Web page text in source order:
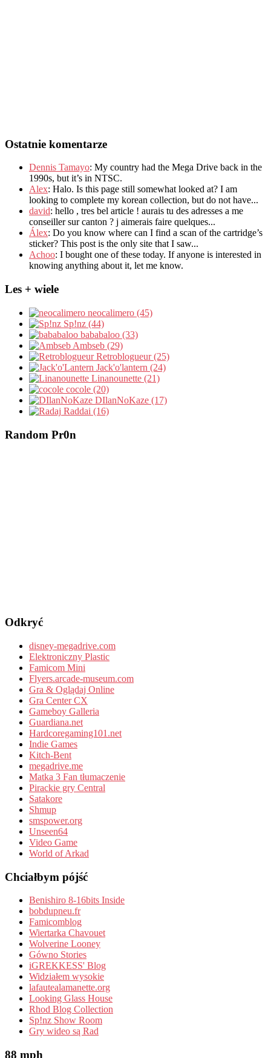
Ostatnie komentarze
Dennis Tamayo: My country had the Mega Drive back in the
1990s, but it’s in NTSC.
Alex: Halo. Is this page still somewhat looked at? I am
looking to complete my korean collection, but do not have...
david: hello , tres bel article ! aurais tu des adresses a me
conseiller sur canton ? j aimerais faire quelques...
Álex: Do you know where can I find a scan of the cartridge’s
sticker? This post is the only site that I saw...
Achoo: I bought one of these today. If anyone is interested in
knowing anything about it, let me know.
Les + wiele
neocalimero (45)
Sp!nz (44)
bababaloo (33)
Ambseb (29)
Retroblogueur (25)
Jack'o'lantern (24)
Linanounette (21)
cocole (20)
DIlanNoKaze (17)
Raddai (16)
Random Pr0n
Odkryć
disney-megadrive.com
Elektroniczny Plastic
Famicom Mini
Flyers.arcade-museum.com
Gra & Oglądaj Online
Gra Center CX
Gameboy Galleria
Guardiana.net
Hardcoregaming101.net
Indie Games
Kitch-Bent
megadrive.me
Matka 3 Fan tłumaczenie
Pirackie gry Central
Satakore
Shmup
smspower.org
Unseen64
Video Game
World of Arkad
Chciałbym pójść
Benishiro 8-16bits Inside
bobdupneu.fr
Famicomblog
Wiertarka Chavouet
Wolverine Looney
Gówno Stories
iGREKKESS' Blog
Widziałem wysokie
lafautealamanette.org
Looking Glass House
Rhod Blog Collection
Sp!nz Show Room
Gry wideo są Rad
88 mph